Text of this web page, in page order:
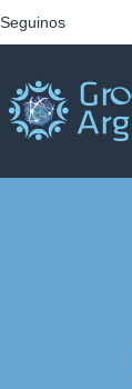
Seguinos